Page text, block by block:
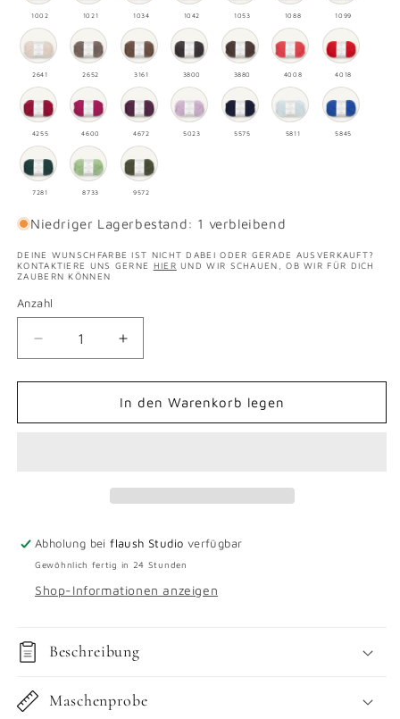
1002 1021 1034 1042 1053 1088 1099
2641 2652 3161 3800 3880 4008 4018
4255 4600 4672 5023 5575 5811 5845
7281 8733 9572
Niedriger Lagerbestand: 1 verbleibend
DEINE WUNSCHFARBE IST NICHT DABEI ODER GERADE AUSVERKAUFT?
KONTAKTIERE UNS GERNE HIER UND WIR SCHAUEN, OB WIR FÜR DICH
ZAUBERN KÖNNEN
Anzahl
Verringere
die
Menge
Tynn
Erhöhe
die
Menge
für
Tynn
In den Warenkorb legen
Abholung beiflaush Studio verfügbar
Gewöhnlich fertig in 24 Stunden
Shop-Informationen anzeigen
Beschreibung
Maschenprobe